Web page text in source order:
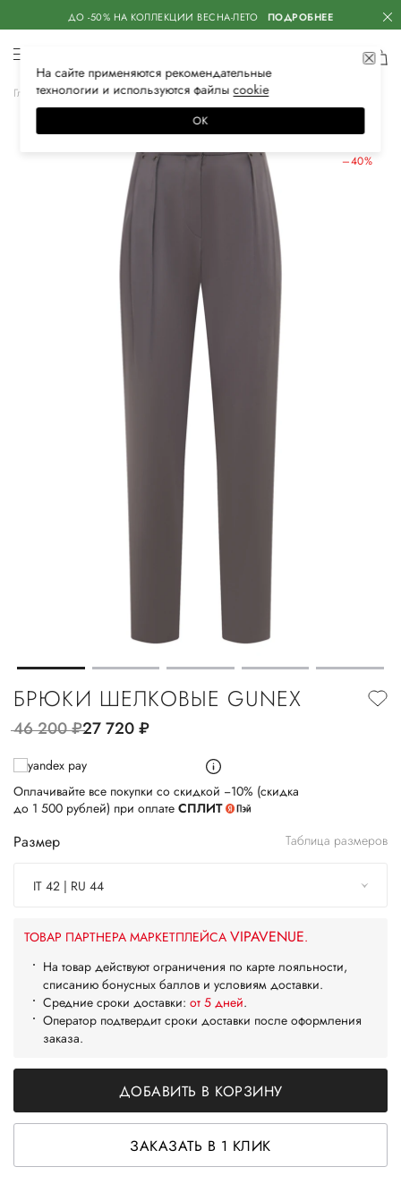
ДО -50% НА КОЛЛЕКЦИИ ВЕСНА-ЛЕТО ПОДРОБНЕЕ
Главная Женская Одежда Брюки Зауженные
–40%
БРЮКИ ШЕЛКОВЫЕ GUNEX
46 200руб.27 720руб.
Оплачивайте все покупки со скидкой −10% (скидка
до 1 500 рублей) при оплате СПЛИТ
Размер Таблица размеров
IT 42 | RU 44
ТОВАР ПАРТНЕРА МАРКЕТПЛЕЙСА VIPAVENUE.
На товар действуют ограничения по карте лояльности,
списанию бонусных баллов и условиям доставки.
Средние сроки доставки: от 5 дней.
Оператор подтвердит сроки доставки после оформления
заказа.
ДОБАВИТЬ В КОРЗИНУ
ЗАКАЗАТЬ В 1 КЛИК
На сайте применяются рекомендательные
технологии и используются файлысооkiе
ОК